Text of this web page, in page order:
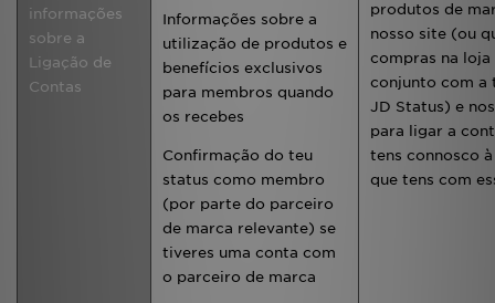
informações
sobre a
Ligação de
Contas
Informações sobre a
utilização de produtos e
benefícios exclusivos
para membros quando
os recebes
Confirmação do teu
status como membro
(por parte do parceiro
de marca relevante) se
tiveres uma conta com
o parceiro de marca
produtos de
nosso site (ou
compras na loja
conjunto com a
JD Status) e
para ligar a
tens connosco
que tens com